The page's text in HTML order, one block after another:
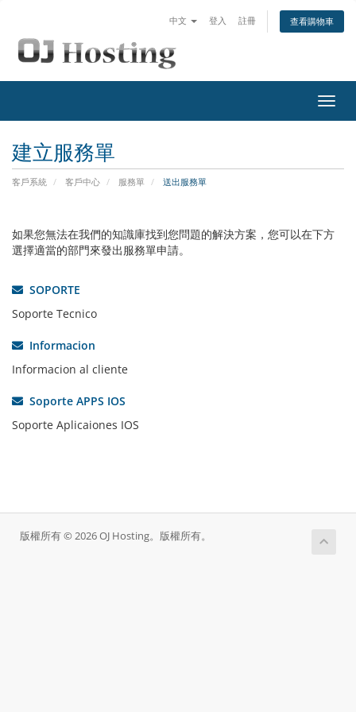
中文 登入 註冊 查看購物車
切
換
建立服務單
客戶系統 客戶中心 服務單 送出服務單
如果您無法在我們的知識庫找到您問題的解決方案，您可以在下方
選擇適當的部門來發出服務單申請。
SOPORTE
Soporte Tecnico
Informacion
Informacion al cliente
Soporte APPS IOS
Soporte Aplicaiones IOS
版權所有 © 2026 OJ Hosting。版權所有。